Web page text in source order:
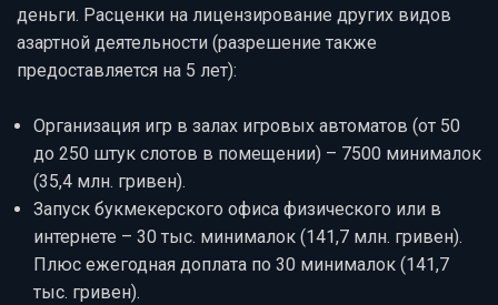
деньги. Расценки на лицензирование других видов
азартной деятельности (разрешение также
предоставляется на 5 лет):
Организация игр в залах игровых автоматов (от 50
до 250 штук слотов в помещении) – 7500 минималок
(35,4 млн. гривен).
Запуск букмекерского офиса физического или в
интернете – 30 тыс. минималок (141,7 млн. гривен).
Плюс ежегодная доплата по 30 минималок (141,7
тыс. гривен).